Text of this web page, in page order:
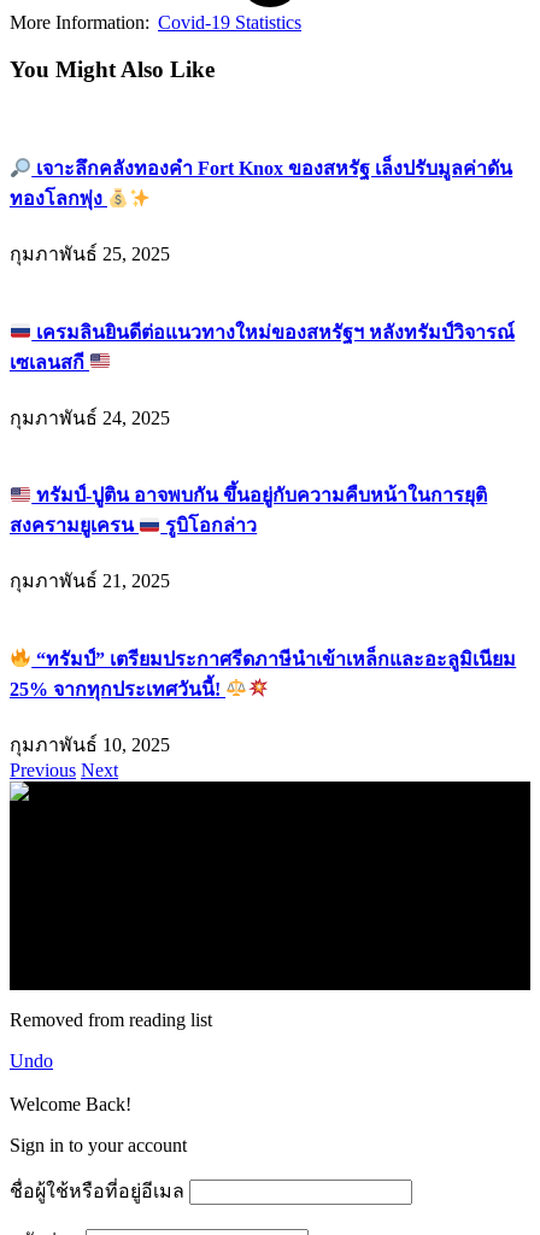
More Information: Covid-19 Statistics
You Might Also Like
เจาะลึกคลังทองคำ Fort Knox ของสหรัฐ เล็งปรับมูลค่าดัน
ทองโลกพุ่ง
กุมภาพันธ์ 25, 2025
เครมลินยินดีต่อแนวทางใหม่ของสหรัฐฯ หลังทรัมป์วิจารณ์
เซเลนสกี
กุมภาพันธ์ 24, 2025
ทรัมป์-ปูติน อาจพบกัน ขึ้นอยู่กับความคืบหน้าในการยุติ
สงครามยูเครน
รูบิโอกล่าว
กุมภาพันธ์ 21, 2025
“ทรัมป์” เตรียมประกาศรีดภาษีนำเข้าเหล็กและอะลูมิเนียม
25% จากทุกประเทศวันนี้!
กุมภาพันธ์ 10, 2025
Previous Next
Removed from reading list
Undo
Welcome Back!
Sign in to your account
ชื่อผู้ใช้หรือที่อยู่อีเมล